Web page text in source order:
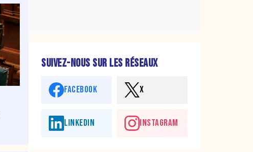
SUIVEZ-NOUS SUR LES RÉSEAUX
FACEBOOK X
LINKEDIN INSTAGRAM